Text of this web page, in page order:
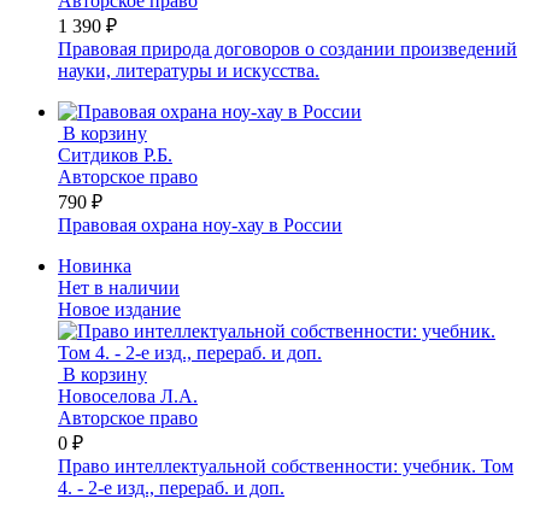
1 390 ₽
Правовая природа договоров о создании произведений
науки, литературы и искусства.
В корзину
Ситдиков Р.Б.
Авторское право
790 ₽
Правовая охрана ноу-хау в России
Новинка
Нет в наличии
Новое издание
В корзину
Новоселова Л.А.
Авторское право
0 ₽
Право интеллектуальной собственности: учебник. Том
4. - 2-е изд., перераб. и доп.